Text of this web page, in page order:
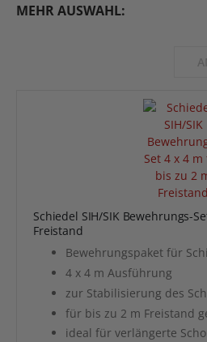
MEHR AUSWAHL:
Schiedel SIH/SIK Bewehrungs-
Freistand
Bewehrungspaket für
4 x 4 m Ausführung
zur Stabilisierung des
für bis zu 2 m Freistand
ideal für verlängerte